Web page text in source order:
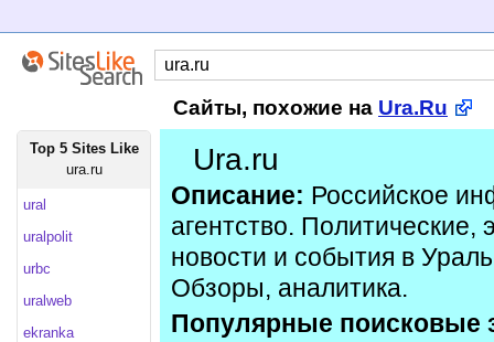
Сайты, похожие на Ura.Ru
Top 5 Sites Like
ura.ru
ural
uralpolit
urbc
uralweb
ekranka
Ura.ru
Описание: Российское
агентство. Политические,
новости и события в
Обзоры, аналитика.
Популярные поисковые